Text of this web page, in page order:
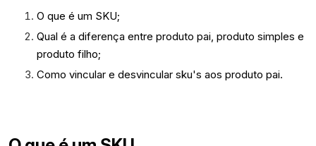
O que é um SKU;
Qual é a diferença entre produto pai, produto simples e
produto filho;
Como vincular e desvincular sku's aos produto pai.